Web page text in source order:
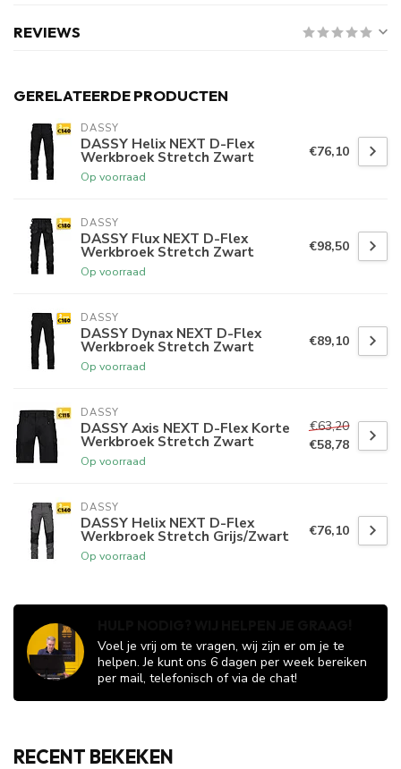
REVIEWS
GERELATEERDE PRODUCTEN
DASSY
DASSY Helix NEXT D-Flex
Werkbroek Stretch Zwart
Op voorraad
€76,10
DASSY
DASSY Flux NEXT D-Flex
Werkbroek Stretch Zwart
Op voorraad
€98,50
DASSY
DASSY Dynax NEXT D-Flex
Werkbroek Stretch Zwart
Op voorraad
€89,10
DASSY
DASSY Axis NEXT D-Flex Korte
Werkbroek Stretch Zwart
Op voorraad
€63,20
€58,78
DASSY
DASSY Helix NEXT D-Flex
Werkbroek Stretch Grijs/Zwart
Op voorraad
€76,10
Voel je vrij om te vragen, wij zijn er om je te
helpen. Je kunt ons 6 dagen per week bereiken
per mail, telefonisch of via de chat!
RECENT BEKEKEN